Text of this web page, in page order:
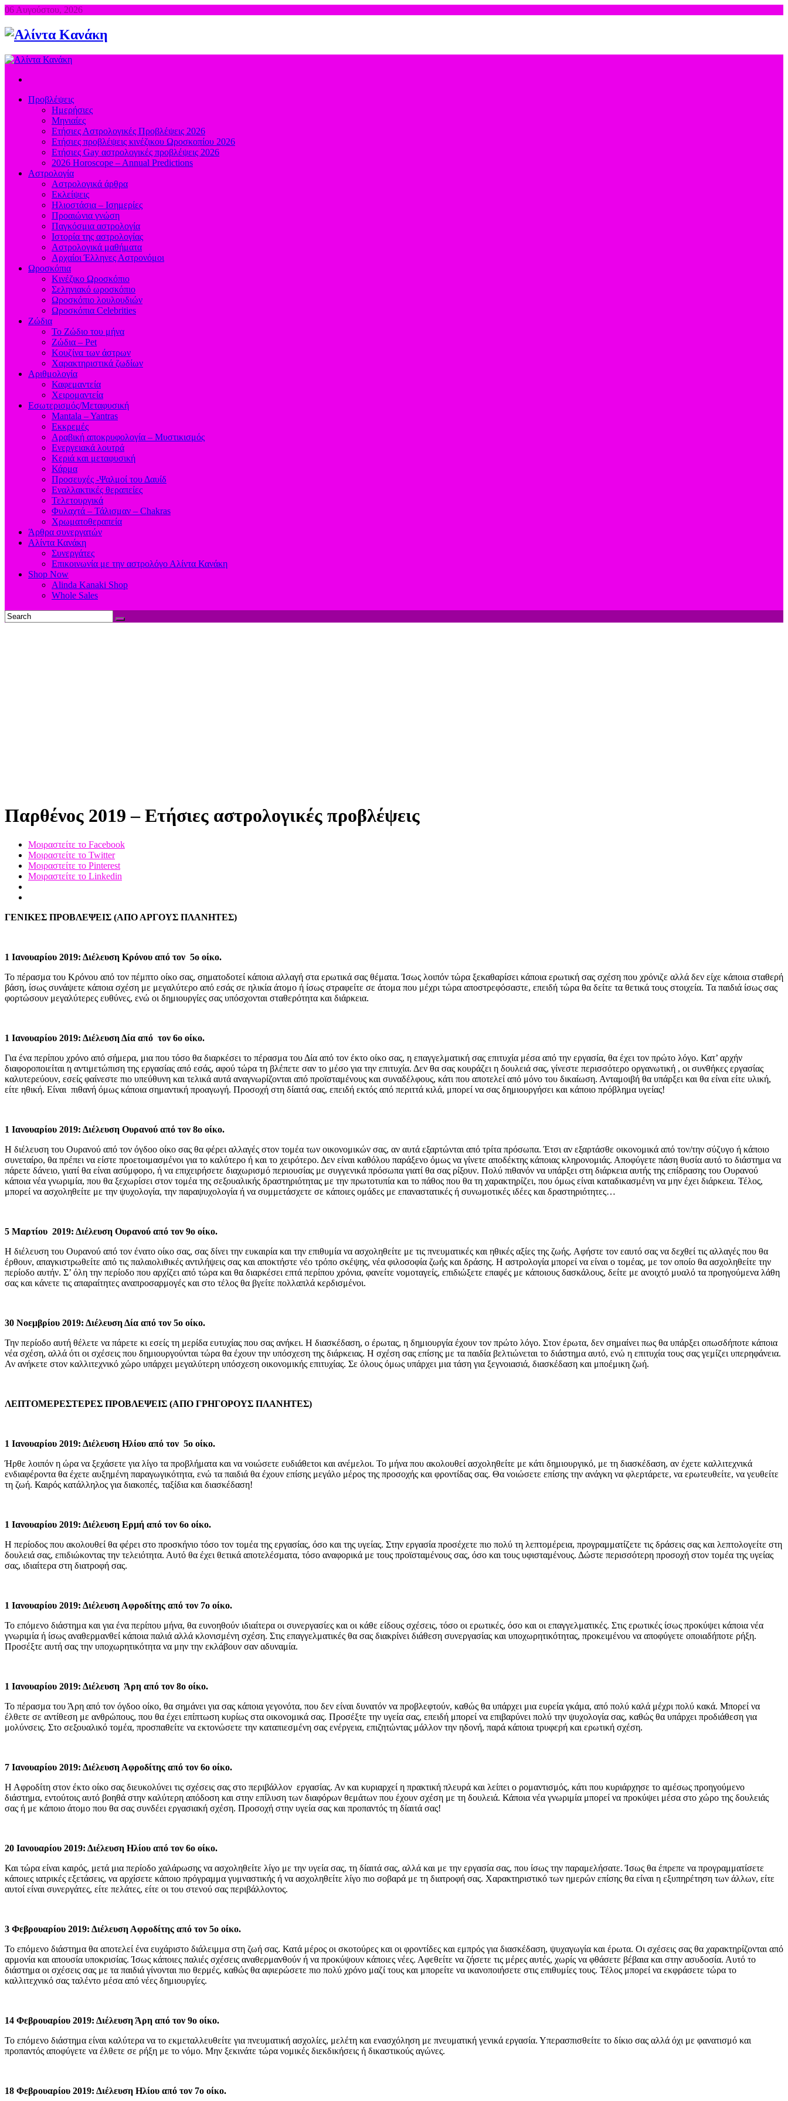
06 Αυγούστου, 2026
Προβλέψεις
Ημερήσιες
Μηνιαίες
Ετήσιες Αστρολογικές Προβλέψεις 2026
Ετήσιες προβλέψεις κινέζικου Ωροσκοπίου 2026
Ετήσιες Gay αστρολογικές προβλέψεις 2026
2026 Horoscope – Annual Predictions
Αστρολογία
Αστρολογικά άρθρα
Εκλείψεις
Ηλιοστάσια – Ισημερίες
Προαιώνια γνώση
Παγκόσμια αστρολογία
Ιστορία της αστρολογίας
Aστρολογικά μαθήματα
Aρχαίοι Έλληνες Αστρονόμοι
Ωροσκόπια
Κινέζικο Ωροσκόπιο
Σεληνιακό ωροσκόπιο
Ωροσκόπιο λουλουδιών
Ωροσκόπια Celebrities
Ζώδια
Το Ζώδιο του μήνα
Ζώδια – Pet
Κουζίνα των άστρων
Χαρακτηριστικά ζωδίων
Αριθμολογία
Καφεμαντεία
Χειρομαντεία
Εσωτερισμός/Μεταφυσική
Mantala – Yantras
Εκκρεμές
Αραβική αποκρυφολογία – Μυστικισμός
Ενεργειακά λουτρά
Κεριά και μεταφυσική
Κάρμα
Προσευχές -Ψαλμοί του Δαυίδ
Εναλλακτικές θεραπείες
Τελετουργικά
Φυλαχτά – Τάλισμαν – Chakras
Χρωματοθεραπεία
Άρθρα συνεργατών
Αλίντα Κανάκη
Συνεργάτες
Επικοινωνία με την αστρολόγο Αλίντα Κανάκη
Shop Now
Alinda Kanaki Shop
Whole Sales
Παρθένος 2019 – Ετήσιες αστρολογικές προβλέψεις
Μοιραστείτε το Facebook
Μοιραστείτε το Twitter
Μοιραστείτε το Pinterest
Μοιραστείτε το Linkedin
ΓΕΝΙΚΕΣ ΠΡΟΒΛΕΨΕΙΣ (ΑΠΟ ΑΡΓΟΥΣ ΠΛΑΝΗΤΕΣ)
1 Ιανουαρίου 2019: Διέλευση Κρόνου από τον 5ο οίκο.
Το πέρασμα του Κρόνου από τον πέμπτο οίκο σας, σηματοδοτεί κάποια αλλαγή στα ερωτικά σας θέματα. Ίσως λοιπόν τώρα ξεκαθαρίσει κάποια ερωτική σας σχέση που χρόνιζε αλλά δεν είχε κάποια σταθερή
βάση, ίσως συνάψετε κάποια σχέση με μεγαλύτερο από εσάς σε ηλικία άτομο ή ίσως στραφείτε σε άτομα που μέχρι τώρα αποστρεφόσαστε, επειδή τώρα θα δείτε τα θετικά τους στοιχεία. Τα παιδιά ίσως σας
φορτώσουν μεγαλύτερες ευθύνες, ενώ οι δημιουργίες σας υπόσχονται σταθερότητα και διάρκεια.
1 Ιανουαρίου 2019: Διέλευση Δία από τον 6ο οίκο.
Για ένα περίπου χρόνο από σήμερα, μια που τόσο θα διαρκέσει το πέρασμα του Δία από τον έκτο οίκο σας, η επαγγελματική σας επιτυχία μέσα από την εργασία, θα έχει τον πρώτο λόγο. Κατ’ αρχήν
διαφοροποιείται η αντιμετώπιση της εργασίας από εσάς, αφού τώρα τη βλέπετε σαν το μέσο για την επιτυχία. Δεν θα σας κουράζει η δουλειά σας, γίνεστε περισσότερο οργανωτική , οι συνθήκες εργασίας
καλυτερεύουν, εσείς φαίνεστε πιο υπεύθυνη και τελικά αυτά αναγνωρίζονται από προϊσταμένους και συναδέλφους, κάτι που αποτελεί από μόνο του δικαίωση. Ανταμοιβή θα υπάρξει και θα είναι είτε υλική,
είτε ηθική. Είναι πιθανή όμως κάποια σημαντική προαγωγή. Προσοχή στη δίαιτά σας, επειδή εκτός από περιττά κιλά, μπορεί να σας δημιουργήσει και κάποιο πρόβλημα υγείας!
1 Ιανουαρίου 2019: Διέλευση Ουρανού από τον 8ο οίκο.
Η διέλευση του Ουρανού από τον όγδοο οίκο σας θα φέρει αλλαγές στον τομέα των οικονομικών σας, αν αυτά εξαρτώνται από τρίτα πρόσωπα. Έτσι αν εξαρτάσθε οικονομικά από τον/την σύζυγο ή κάποιο
συνεταίρο, θα πρέπει να είστε προετοιμασμένοι για το καλύτερο ή και το χειρότερο. Δεν είναι καθόλου παράξενο όμως να γίνετε αποδέκτης κάποιας κληρονομιάς. Αποφύγετε πάση θυσία αυτό το διάστημα να
πάρετε δάνειο, γιατί θα είναι ασύμφορο, ή να επιχειρήσετε διαχωρισμό περιουσίας με συγγενικά πρόσωπα γιατί θα σας ρίξουν. Πολύ πιθανόν να υπάρξει στη διάρκεια αυτής της επίδρασης του Ουρανού
κάποια νέα γνωριμία, που θα ξεχωρίσει στον τομέα της σεξουαλικής δραστηριότητας με την πρωτοτυπία και το πάθος που θα τη χαρακτηρίζει, που όμως είναι καταδικασμένη να μην έχει διάρκεια. Τέλος,
μπορεί να ασχοληθείτε με την ψυχολογία, την παραψυχολογία ή να συμμετάσχετε σε κάποιες ομάδες με επαναστατικές ή συνωμοτικές ιδέες και δραστηριότητες…
5 Μαρτίου 2019: Διέλευση Ουρανού από τον 9ο οίκο.
Η διέλευση του Ουρανού από τον ένατο οίκο σας, σας δίνει την ευκαιρία και την επιθυμία να ασχοληθείτε με τις πνευματικές και ηθικές αξίες της ζωής. Αφήστε τον εαυτό σας να δεχθεί τις αλλαγές που θα
έρθουν, απαγκιστρωθείτε από τις παλαιολιθικές αντιλήψεις σας και αποκτήστε νέο τρόπο σκέψης, νέα φιλοσοφία ζωής και δράσης. Η αστρολογία μπορεί να είναι ο τομέας, με τον οποίο θα ασχοληθείτε την
περίοδο αυτήν. Σ’ όλη την περίοδο που αρχίζει από τώρα και θα διαρκέσει επτά περίπου χρόνια, φανείτε νομοταγείς, επιδιώξετε επαφές με κάποιους δασκάλους, δείτε με ανοιχτό μυαλό τα προηγούμενα λάθη
σας και κάνετε τις απαραίτητες αναπροσαρμογές και στο τέλος θα βγείτε πολλαπλά κερδισμένοι.
30 Νοεμβρίου 2019: Διέλευση Δία από τον 5ο οίκο.
Την περίοδο αυτή θέλετε να πάρετε κι εσείς τη μερίδα ευτυχίας που σας ανήκει. Η διασκέδαση, ο έρωτας, η δημιουργία έχουν τον πρώτο λόγο. Στον έρωτα, δεν σημαίνει πως θα υπάρξει οπωσδήποτε κάποια
νέα σχέση, αλλά ότι οι σχέσεις που δημιουργούνται τώρα θα έχουν την υπόσχεση της διάρκειας. Η σχέση σας επίσης με τα παιδία βελτιώνεται το διάστημα αυτό, ενώ η επιτυχία τους σας γεμίζει υπερηφάνεια.
Αν ανήκετε στον καλλιτεχνικό χώρο υπάρχει μεγαλύτερη υπόσχεση οικονομικής επιτυχίας. Σε όλους όμως υπάρχει μια τάση για ξεγνοιασιά, διασκέδαση και μποέμικη ζωή.
ΛΕΠΤΟΜΕΡΕΣΤΕΡΕΣ ΠΡΟΒΛΕΨΕΙΣ (ΑΠΟ ΓΡΗΓΟΡΟΥΣ ΠΛΑΝΗΤΕΣ)
1 Ιανουαρίου 2019: Διέλευση Ηλίου από τον 5ο οίκο.
Ήρθε λοιπόν η ώρα να ξεχάσετε για λίγο τα προβλήματα και να νοιώσετε ευδιάθετοι και ανέμελοι. Το μήνα που ακολουθεί ασχοληθείτε με κάτι δημιουργικό, με τη διασκέδαση, αν έχετε καλλιτεχνικά
ενδιαφέροντα θα έχετε αυξημένη παραγωγικότητα, ενώ τα παιδιά θα έχουν επίσης μεγάλο μέρος της προσοχής και φροντίδας σας. Θα νοιώσετε επίσης την ανάγκη να φλερτάρετε, να ερωτευθείτε, να γευθείτε
τη ζωή. Καιρός κατάλληλος για διακοπές, ταξίδια και διασκέδαση!
1 Ιανουαρίου 2019: Διέλευση Ερμή από τον 6ο οίκο.
Η περίοδος που ακολουθεί θα φέρει στο προσκήνιο τόσο τον τομέα της εργασίας, όσο και της υγείας. Στην εργασία προσέχετε πιο πολύ τη λεπτομέρεια, προγραμματίζετε τις δράσεις σας και λεπτολογείτε στη
δουλειά σας, επιδιώκοντας την τελειότητα. Αυτό θα έχει θετικά αποτελέσματα, τόσο αναφορικά με τους προϊσταμένους σας, όσο και τους υφισταμένους. Δώστε περισσότερη προσοχή στον τομέα της υγείας
σας, ιδιαίτερα στη διατροφή σας.
1 Ιανουαρίου 2019: Διέλευση Αφροδίτης από τον 7ο οίκο.
Το επόμενο διάστημα και για ένα περίπου μήνα, θα ευνοηθούν ιδιαίτερα οι συνεργασίες και οι κάθε είδους σχέσεις, τόσο οι ερωτικές, όσο και οι επαγγελματικές. Στις ερωτικές ίσως προκύψει κάποια νέα
γνωριμία ή ίσως αναθερμανθεί κάποια παλιά αλλά κλονισμένη σχέση. Στις επαγγελματικές θα σας διακρίνει διάθεση συνεργασίας και υποχωρητικότητας, προκειμένου να αποφύγετε οποιαδήποτε ρήξη.
Προσέξτε αυτή σας την υποχωρητικότητα να μην την εκλάβουν σαν αδυναμία.
1 Ιανουαρίου 2019: Διέλευση Άρη από τον 8ο οίκο.
Το πέρασμα του Άρη από τον όγδοο οίκο, θα σημάνει για σας κάποια γεγονότα, που δεν είναι δυνατόν να προβλεφτούν, καθώς θα υπάρχει μια ευρεία γκάμα, από πολύ καλά μέχρι πολύ κακά. Μπορεί να
έλθετε σε αντίθεση με ανθρώπους, που θα έχει επίπτωση κυρίως στα οικονομικά σας. Προσέξτε την υγεία σας, επειδή μπορεί να επιβαρύνει πολύ την ψυχολογία σας, καθώς θα υπάρχει προδιάθεση για
μολύνσεις. Στο σεξουαλικό τομέα, προσπαθείτε να εκτονώσετε την καταπιεσμένη σας ενέργεια, επιζητώντας μάλλον την ηδονή, παρά κάποια τρυφερή και ερωτική σχέση.
7 Ιανουαρίου 2019: Διέλευση Αφροδίτης από τον 6ο οίκο.
Η Αφροδίτη στον έκτο οίκο σας διευκολύνει τις σχέσεις σας στο περιβάλλον εργασίας. Αν και κυριαρχεί η πρακτική πλευρά και λείπει ο ρομαντισμός, κάτι που κυριάρχησε το αμέσως προηγούμενο
διάστημα, εντούτοις αυτό βοηθά στην καλύτερη απόδοση και στην επίλυση των διαφόρων θεμάτων που έχουν σχέση με τη δουλειά. Κάποια νέα γνωριμία μπορεί να προκύψει μέσα στο χώρο της δουλειάς
σας ή με κάποιο άτομο που θα σας συνδέει εργασιακή σχέση. Προσοχή στην υγεία σας και προπαντός τη δίαιτά σας!
20 Ιανουαρίου 2019: Διέλευση Ηλίου από τον 6ο οίκο.
Και τώρα είναι καιρός, μετά μια περίοδο χαλάρωσης να ασχοληθείτε λίγο με την υγεία σας, τη δίαιτά σας, αλλά και με την εργασία σας, που ίσως την παραμελήσατε. Ίσως θα έπρεπε να προγραμματίσετε
κάποιες ιατρικές εξετάσεις, να αρχίσετε κάποιο πρόγραμμα γυμναστικής ή να ασχοληθείτε λίγο πιο σοβαρά με τη διατροφή σας. Χαρακτηριστικό των ημερών επίσης θα είναι η εξυπηρέτηση των άλλων, είτε
αυτοί είναι συνεργάτες, είτε πελάτες, είτε οι του στενού σας περιβάλλοντος.
3 Φεβρουαρίου 2019: Διέλευση Αφροδίτης από τον 5ο οίκο.
Το επόμενο διάστημα θα αποτελεί ένα ευχάριστο διάλειμμα στη ζωή σας. Κατά μέρος οι σκοτούρες και οι φροντίδες και εμπρός για διασκέδαση, ψυχαγωγία και έρωτα. Οι σχέσεις σας θα χαρακτηρίζονται από
αρμονία και απουσία υποκρισίας. Ίσως κάποιες παλιές σχέσεις αναθερμανθούν ή να προκύψουν κάποιες νέες. Αφεθείτε να ζήσετε τις μέρες αυτές, χωρίς να φθάσετε βέβαια και στην ασυδοσία. Αυτό το
διάστημα οι σχέσεις σας με τα παιδιά γίνονται πιο θερμές, καθώς θα αφιερώσετε πιο πολύ χρόνο μαζί τους και μπορείτε να ικανοποιήσετε στις επιθυμίες τους. Τέλος μπορεί να εκφράσετε τώρα το
καλλιτεχνικό σας ταλέντο μέσα από νέες δημιουργίες.
14 Φεβρουαρίου 2019: Διέλευση Άρη από τον 9ο οίκο.
Το επόμενο διάστημα είναι καλύτερα να το εκμεταλλευθείτε για πνευματική ασχολίες, μελέτη και ενασχόληση με πνευματική γενικά εργασία. Υπερασπισθείτε το δίκιο σας αλλά όχι με φανατισμό και
προπαντός αποφύγετε να έλθετε σε ρήξη με το νόμο. Μην ξεκινάτε τώρα νομικές διεκδικήσεις ή δικαστικούς αγώνες.
18 Φεβρουαρίου 2019: Διέλευση Ηλίου από τον 7ο οίκο.